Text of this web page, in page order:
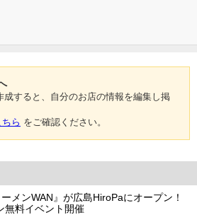
すると、自分のお店の情報を編集し掲
ちら をご確認ください。
メンWAN』が広島HiroPaにオープン！
無料イベント開催